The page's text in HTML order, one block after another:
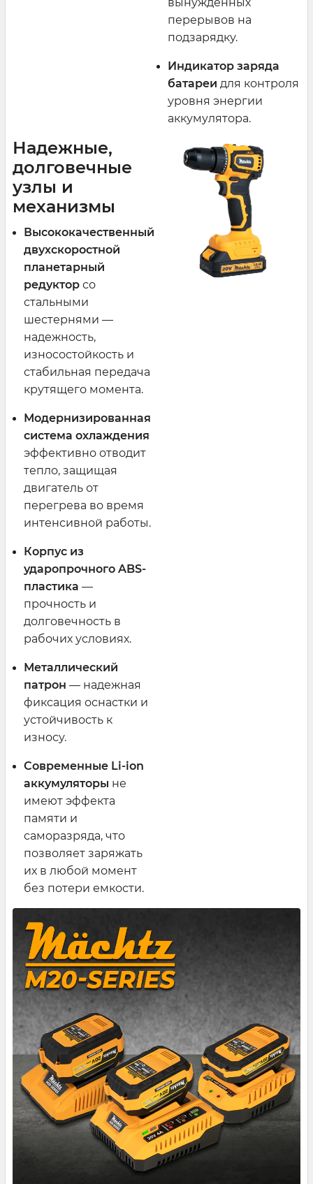
перерывов на
подзарядку.
Индикатор заряда
батареи для контроля
уровня энергии
аккумулятора.
Надежные,
долговечные
узлы и
механизмы
Высококачественный
двухскоростной
планетарный
редуктор со
стальными
шестернями —
надежность,
износостойкость и
стабильная передача
крутящего момента.
Модернизированная
система охлаждения
эффективно отводит
тепло, защищая
двигатель от
перегрева во время
интенсивной работы.
Корпус из
ударопрочного ABS-
пластика —
прочность и
долговечность в
рабочих условиях.
Металлический
патрон — надежная
фиксация оснастки и
устойчивость к
износу.
Современные Li-ion
аккумуляторы не
имеют эффекта
памяти и
саморазряда, что
позволяет заряжать
их в любой момент
без потери емкости.